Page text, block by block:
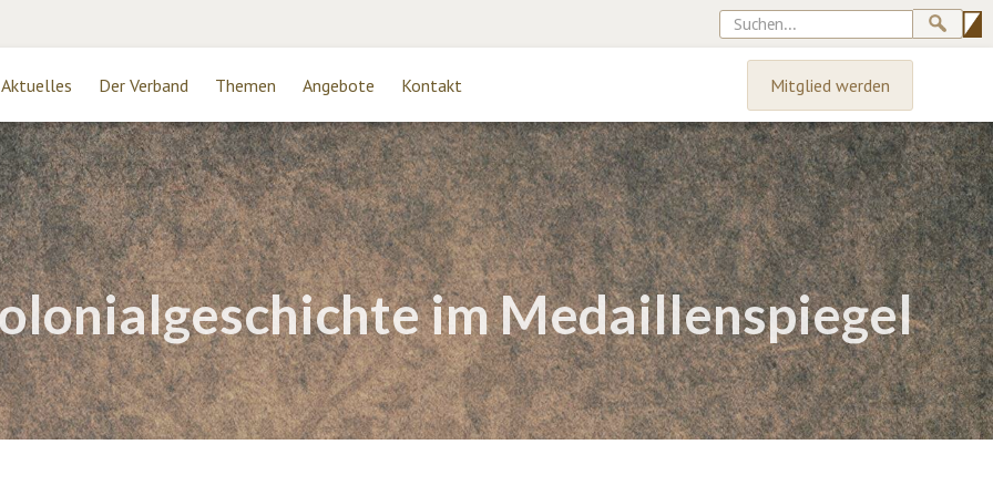
Aktuelles Der Verband Themen Angebote Kontakt Mitglied werden
im Medaillenspiegel